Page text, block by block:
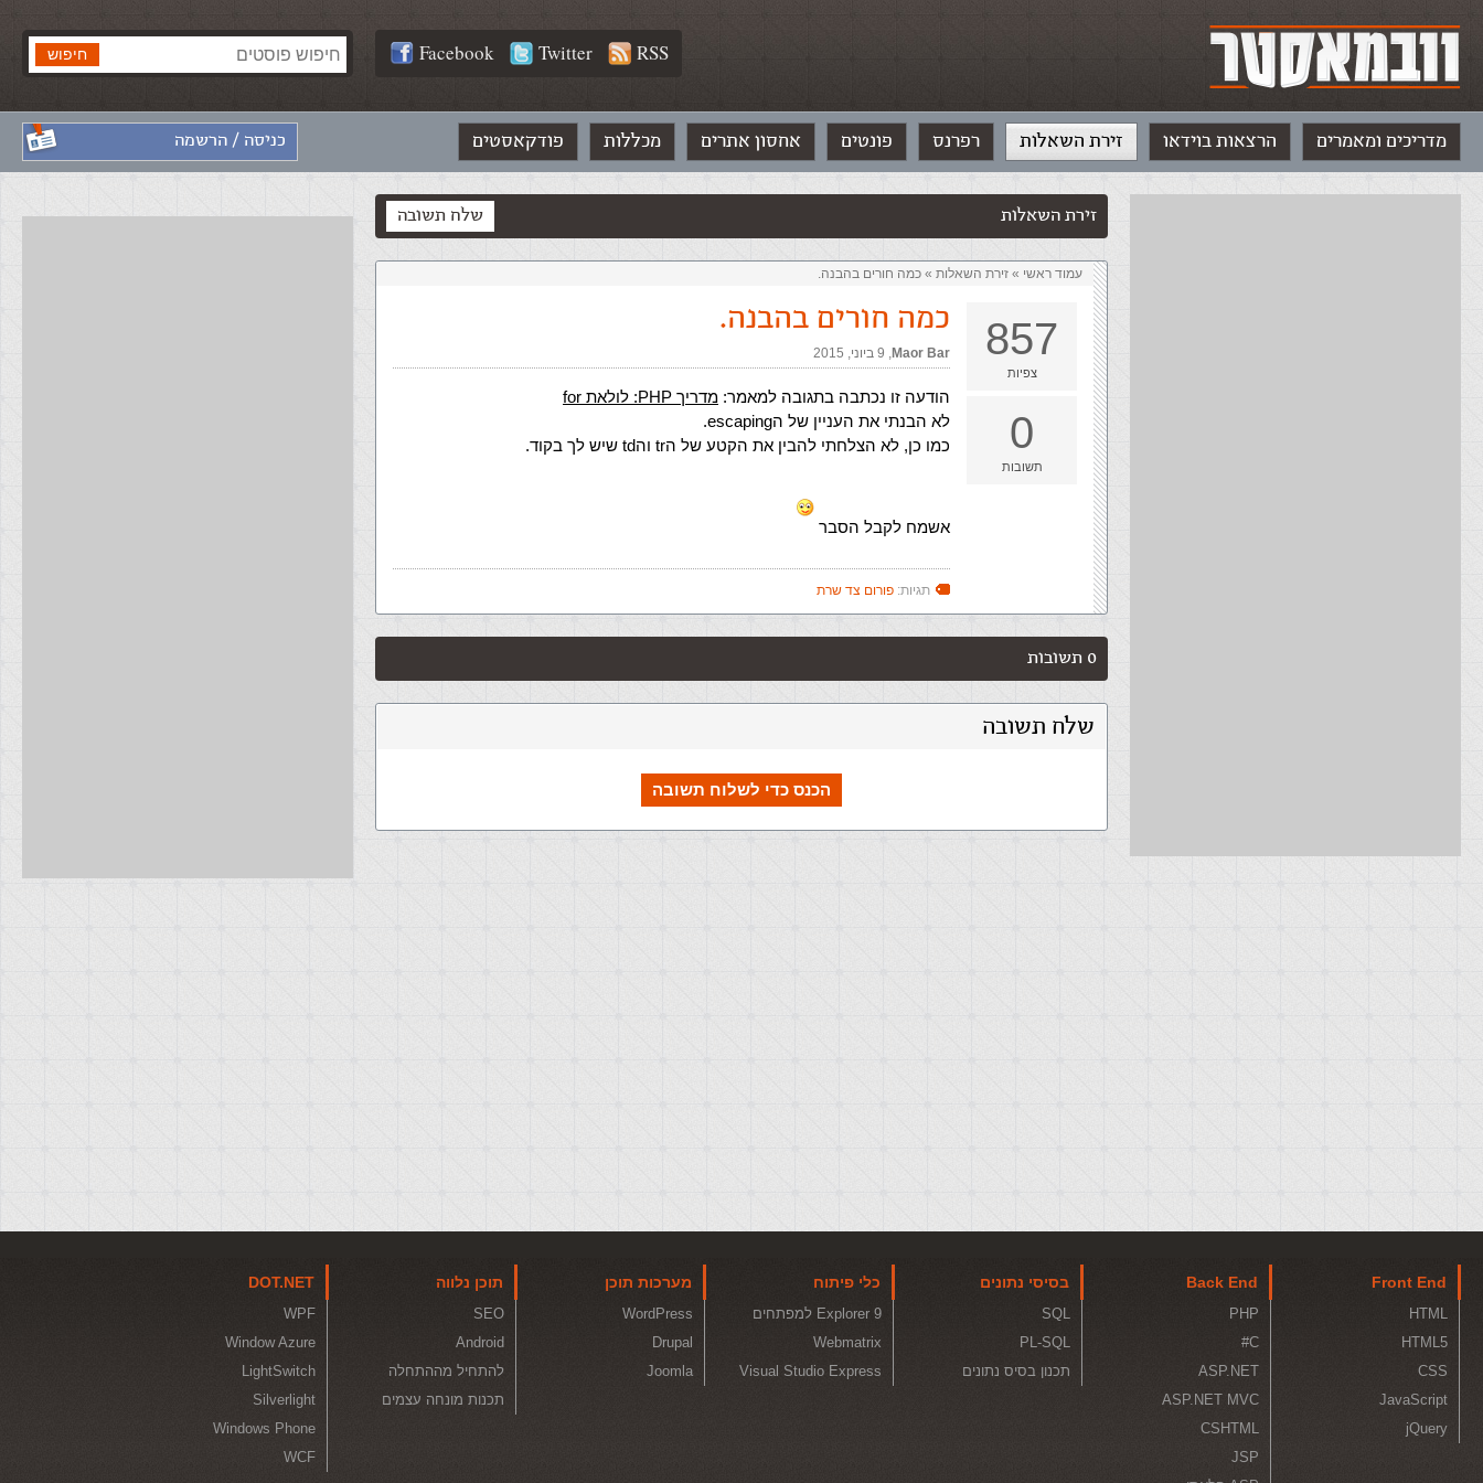
Facebook Twitter RSS
כניסה / הרשמה מדריכים ומאמרים הרצאות בוידאו זירת השאלות רפרנס פונטים אחסון אתרים מכללות פודקאסטים
שלח תשובה זירת השאלות
עמוד ראשי » ‏זירת השאלות‏ » כמה חורים בהבנה.
857
צפיות
0
תשובות
כמה חורים בהבנה.
Maor Bar
,‏ 9 ביוני, 2015
הודעה זו נכתבה בתגובה למאמר: מדריך PHP: לולאת for
לא הבנתי את העניין של הescaping.
כמו כן, לא הצלחתי להבין את הקטע של הtr והtd שיש לך בקוד.
אשמח לקבל הסבר
תגיות: פורום צד שרת
0 תשובות
שלח תשובה
הכנס כדי לשלוח תשובה
Front End
HTML
HTML5
CSS
JavaScript
jQuery
Back End
PHP
C#
ASP.NET
ASP.NET MVC
CSHTML
JSP
בסיסי נתונים
SQL
PL-SQL
תכנון בסיס נתונים
כלי פיתוח
Explorer 9 למפתחים
Webmatrix
Visual Studio Express
מערכות תוכן
WordPress
Drupal
Joomla
תוכן נלווה
SEO
Android
להתחיל מההתחלה
תכנות מונחה עצמים
DOT.NET
WPF
Window Azure
LightSwitch
Silverlight
Windows Phone
WCF